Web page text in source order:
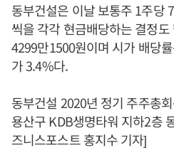
동부건설은 이날 보통주 1주당
씩을 각각 현금배당하는 결정
4299만1500원이며 시가 배당
가 3.4%다.
동부건설 2020년 정기 주주총
용산구 KDB생명타워 지하2층
즈니스포스트 홍지수 기자]